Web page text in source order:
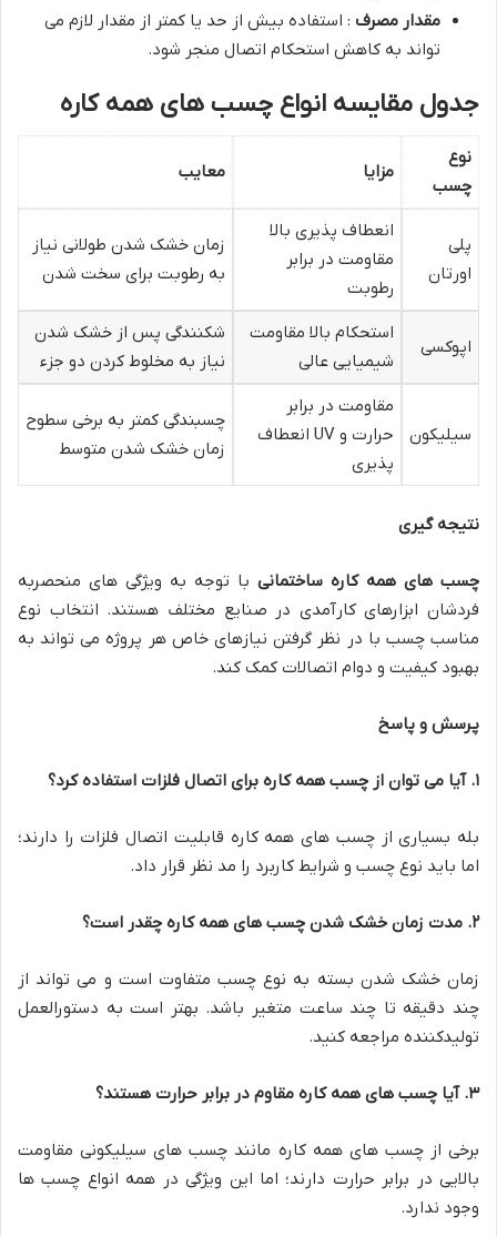
مقدار مصرف : استفاده بیش از حد یا کمتر از مقدار لازم می
تواند به کاهش استحکام اتصال منجر شود.
جدول مقایسه انواع چسب های همه کاره
نوع
چسب
مزایا معایب
پلی
اورتان
انعطاف پذیری بالا
مقاومت در برابر
رطوبت
زمان خشک شدن طولانی نیاز
به رطوبت برای سخت شدن
اپوکسی
استحکام بالا مقاومت
شیمیایی عالی
شکنندگی پس از خشک شدن
نیاز به مخلوط کردن دو جزء
سیلیکون
مقاومت در برابر
حرارت و UV انعطاف
پذیری
چسبندگی کمتر به برخی سطوح
زمان خشک شدن متوسط
نتیجه گیری
چسب های همه کاره ساختمانی با توجه به ویژگی های منحصربه
فردشان ابزارهای کارآمدی در صنایع مختلف هستند. انتخاب نوع
مناسب چسب با در نظر گرفتن نیازهای خاص هر پروژه می تواند به
بهبود کیفیت و دوام اتصالات کمک کند.
پرسش و پاسخ
۱.آیا می توان از چسب همه کاره برای اتصال فلزات استفاده کرد؟
بله بسیاری از چسب های همه کاره قابلیت اتصال فلزات را دارند؛
اما باید نوع چسب و شرایط کاربرد را مد نظر قرار داد.
۲. مدت زمان خشک شدن چسب های همه کاره چقدر است؟
زمان خشک شدن بسته به نوع چسب متفاوت است و می تواند از
چند دقیقه تا چند ساعت متغیر باشد. بهتر است به دستورالعمل
تولیدکننده مراجعه کنید.
۳.آیا چسب های همه کاره مقاوم در برابر حرارت هستند؟
برخی از چسب های همه کاره مانند چسب های سیلیکونی مقاومت
بالایی در برابر حرارت دارند؛ اما این ویژگی در همه انواع چسب ها
وجود ندارد.